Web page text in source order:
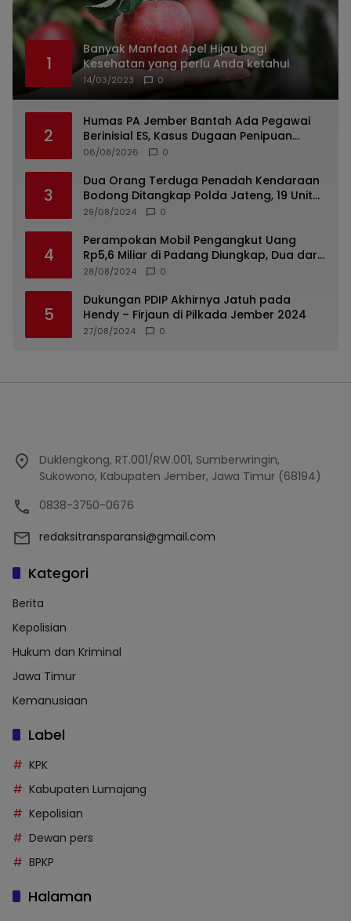
1
Banyak Manfaat Apel Hijau bagi
Kesehatan yang perlu Anda ketahui
14/03/2023 0
2
Humas PA Jember Bantah Ada Pegawai
Berinisial ES, Kasus Dugaan Penipuan
Mencuat
06/08/2026 0
3
Dua Orang Terduga Penadah Kendaraan
Bodong Ditangkap Polda Jateng, 19 Unit
Roda Empat Diamankan
29/08/2024 0
4
Perampokan Mobil Pengangkut Uang
Rp5,6 Miliar di Padang Diungkap, Dua dari
Tiga Tersangka Merupakan Oknum Polisi
28/08/2024 0
5
Dukungan PDIP Akhirnya Jatuh pada
Hendy – Firjaun di Pilkada Jember 2024
27/08/2024 0
Duklengkong, RT.001/RW.001, Sumberwringin,
Sukowono, Kabupaten Jember, Jawa Timur (68194)
0838-3750-0676
redaksitransparansi@gmail.com
Kategori
Berita
Kepolisian
Hukum dan Kriminal
Jawa Timur
Kemanusiaan
Label
KPK
Kabupaten Lumajang
Kepolisian
Dewan pers
BPKP
Halaman